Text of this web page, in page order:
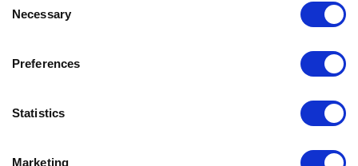
Selection
Necessary
Preferences
Statistics
Marketing
USEIN KYSYTYT KYSYMYKSET